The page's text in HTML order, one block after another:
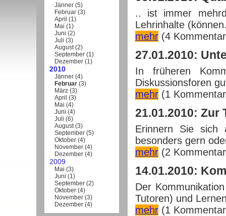
Jänner (5)
Februar (3)
April (1)
Mai (1)
Juni (2)
Juli (3)
August(2)
September (1)
Dezember (1)
2010
Jänner (4)
Februar (3)
März (3)
April (3)
Mai (4)
Juni (4)
Juli (6)
August(3)
September (5)
Oktober (4)
November (4)
Dezember (4)
2009
Mai (3)
Juni (1)
September (2)
Oktober (4)
November (3)
Dezember (4)
.. ist immer
Lehrinhalte
mehr(4
27.01.2010:
In früheren
Diskussionsforen
mehr(1
21.01.2010: Zur
Erinnern Sie sich
besonders gern
mehr(2
14.01.2010:
Der
Tutoren) und
mehr(1